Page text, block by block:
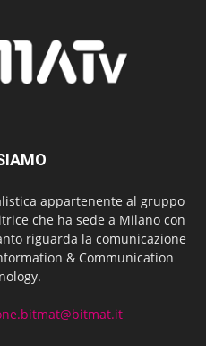
appartenente al gruppo
che ha sede a Milano con
riguarda la comunicazione
& Communication